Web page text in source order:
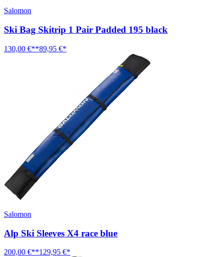
Salomon
Ski Bag Skitrip 1 Pair Padded 195 black
130,00 €**89,95 €*
Salomon
Alp Ski Sleeves X4 race blue
200,00 €**129,95 €*